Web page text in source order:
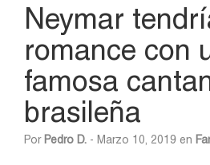
Neymar
romance con
famosa
brasileña
Por Pedro D. - Marzo 10, 2019 en